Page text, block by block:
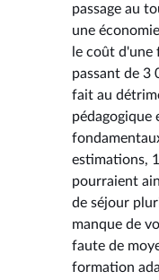
passage au
une
le coût d'une
passant de 3
fait au
pédagogique
estimations,
pourraient
de séjour
manque de
faute de
formation